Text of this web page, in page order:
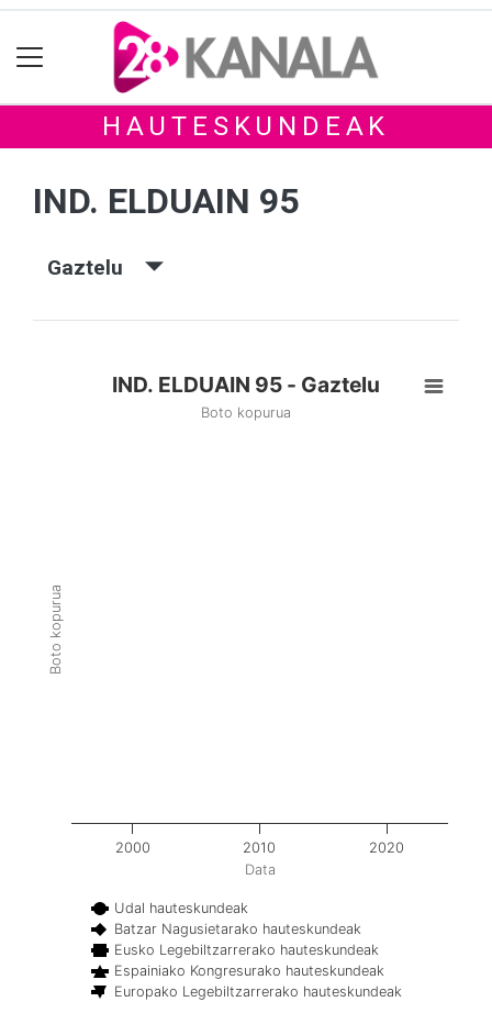
HAUTESKUNDEAK
IND. ELDUAIN 95
Gaztelu
Data
Boto kopurua
IND. ELDUAIN 95 - Gaztelu
Boto kopurua
Udal hauteskundeak
Batzar Nagusietarako hauteskundeak
Eusko Legebiltzarrerako hauteskundeak
Espainiako Kongresurako hauteskundeak
Europako Legebiltzarrerako hauteskundeak
2000 2010 2020